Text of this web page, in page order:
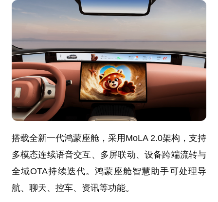
搭载全新一代鸿蒙座舱，采用MoLA 2.0架构，支持
多模态连续语音交互、多屏联动、设备跨端流转与
全域OTA持续迭代。鸿蒙座舱智慧助手可处理导
航、聊天、控车、资讯等功能。